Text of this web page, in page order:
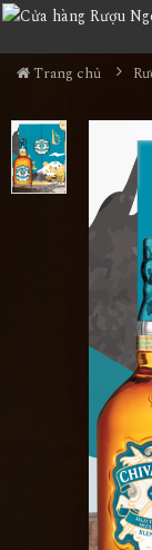
Trang chủ